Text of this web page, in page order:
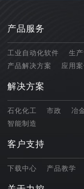
产品服务
工业自动化软件 生
产品解决方案
应用
解决方案
石化化工 市政 冶
智能制造
客户支持
下载中心 产品教学